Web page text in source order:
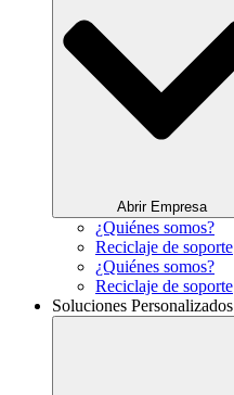
Abrir Empresa
¿Quiénes somos?
Reciclaje de soporte
¿Quiénes somos?
Reciclaje de soporte
Soluciones Personalizados